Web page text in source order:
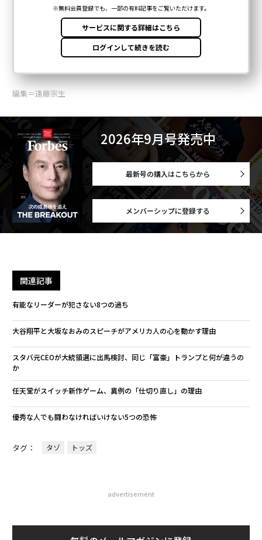
編集＝遠藤宗生
2026年9月号発売中
最新号の購入はこちらから
メンバーシップに登録する
関連記事
有能なリーダーが犯さない8つの過ち
大谷翔平と大坂なおみのスピーチがアメリカ人の心を動かす理由
スタバ元CEOが大統領選に出馬検討、同じ「富豪」トランプと何が違うの
か
任天堂がスイッチ新作ゲーム、異例の「仕切り直し」の理由
優秀な人でも闘わなければいけない5つの恐怖
タグ： タゾ トッズ
advertisement